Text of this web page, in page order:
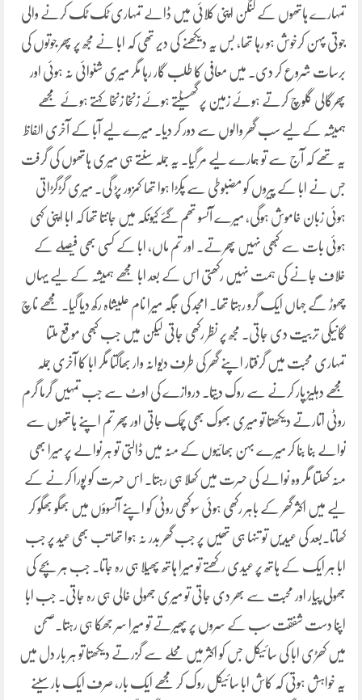
تمہارے ہاتھوں کے کنگن اپنی کلائی میں ڈالے تمہاری ٹک ٹک کرنے والی
جوتی پہن کرخوش ہو رہا تھا، بس یہ دیکھنے کی دیر تھی کہ ابا نے مجھ پر پھر جوتوں کی
برسات شروع کر دی۔ میں معافی کا طلب گار رہا مگر میری شنوائی نہ ہوئی اور
پھرگالی گلوچ کرتے ہوئے زمین پر گھسیٹتے ہوئے زنخا زنخا کہتے ہوئے مجھے
ہمیشہ کے لیے سب گھر والوں سے دور کر دیا۔ میرے لیے آبا کے آخری الفاظ
یہ تھے کہ آج سے تو ہمارے لیے مر گیا۔ یہ جملہ سنتے ہی میری ہاتھوں کی گرفت
جس نے ابا کے پیروں کو مضبوطی سے پکڑا ہوا تھا کمزور پڑ گی۔ میری گڑگڑاتی
ہوئی زبان خاموش ہوگی، میرے آنسو تھم گئے کیونکہ میں جانتا تھا کہ ابا اپنی کہی
ہوئی بات سے کبھی نہیں پھرتے۔ اور تم ماں، ابا کے کسی بھی فیصلے کے
خلاف جانے کی ہمت نہیں رکھتی اس کے بعد ابا مجھے ہمیشہ کے لیے یہاں
چھوڑ گے جہاں ایک گرو رہتا تھا۔ امجد کی جگہ میرا نام علیشاہ رکھ دیا گیا۔ مجھے ناچ
گانیکی تربیت دی جاتی۔ مجھ پر نظر رکھی جاتی لیکن میں جب کبھی موقع ملتا
تمہاری محبت میں گرفتار اپنے گھر کی طرف دیوانہ وار بھاگتا مگر ابا کا آخری جملہ
مجھے دہلیز پار کرنے سے روک دیتا۔ دروازے کی اوٹ سے جب تمہیں گرما گرم
روٹی اتارتے دیکھتا تو میری بھوک بھی چمک جاتی اور پھر تم اپنے ہاتھوں سے
نوالے بنا بنا کر میرے بہن بھائیوں کے منہ میں ڈالتی تو ہر نوالے پر میرا بھی
منہ کھلتا مگر وہ نوالے کی حسرت میں کھلا ہی رہتا۔ اس حسرت کو پورا کرنے کے
لیے میں اکثر گھر کے باہر رکھی ہوئی سوکھی روٹی کو اپنے آنسوؤں میں بھگو بھگو کر
کھاتا۔بعد کی عیدیں تو تنہا ہی تھیں پر جب گھر بدر نہ ہوا تھا تب بھی عید پر جب
ابا ہر ایک کے ہاتھ پر عیدی رکھتے تو میرا ہاتھ پھیلا ہی رہ جاتا۔ جب ہر بچے کی
جھولی پیار اور محبت سے بھر دی جاتی تو میری جھولی خالی ہی رہ جاتی۔ جب ابا
اپنا دست شفقت سب کے سروں پر پھیرتے تو میرا سر جھکا ہی رہتا۔صحن
میں کھڑی ابا کی سائیکل جس کو اکثر میں محلے سے گزرتے دیکھتا تو ہر بار دل میں
یہ خواہش ہوتی کہ کاش ابا سائیکل روک کر مجھے ایک بار، صرف ایک بار سینے